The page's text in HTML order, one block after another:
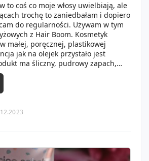
to coś co moje włosy uwielbiają, ale
trochę to zaniedbałam i dopiero
do regularności. Używam w tym
z Hair Boom. Kosmetyk
małej, poręcznej, plastikowej
jak na olejek przystało jest
ma śliczny, pudrowy zapach,
go na włosach. Kosmetyk
na 1-2 godziny w zależności od
Olej bez problemu zmywa się
pasm. Włosy są po nim
i miękkie w dotyku, ładnie się